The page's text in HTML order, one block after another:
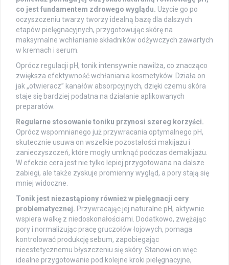
co jest fundamentem zdrowego wyglądu. Użycie go po
oczyszczeniu twarzy tworzy idealną bazę dla dalszych
etapów pielęgnacyjnych, przygotowując skórę na
maksymalne wchłanianie składników odżywczych zawartych
w kremach i serum.
Oprócz regulacji pH, tonik intensywnie nawilża, co znacząco
zwiększa efektywność wchłaniania kosmetyków. Działa on
jak „otwieracz” kanałów absorpcyjnych, dzięki czemu skóra
staje się bardziej podatna na działanie aplikowanych
preparatów.
Regularne stosowanie toniku przynosi szereg korzyści.
Oprócz wspomnianego już przywracania optymalnego pH,
skutecznie usuwa on wszelkie pozostałości makijażu i
zanieczyszczeń, które mogły umknąć podczas demakijażu.
W efekcie cera jest nie tylko lepiej przygotowana na dalsze
zabiegi, ale także zyskuje promienny wygląd, a pory stają się
mniej widoczne.
Tonik jest niezastąpiony również w pielęgnacji cery
problematycznej. Przywracając jej naturalne pH, aktywnie
wspiera walkę z niedoskonałościami. Dodatkowo, zwężając
pory i normalizując pracę gruczołów łojowych, pomaga
kontrolować produkcję sebum, zapobiegając
nieestetycznemu błyszczeniu się skóry. Stanowi on więc
idealne przygotowanie pod kolejne kroki pielęgnacyjne,